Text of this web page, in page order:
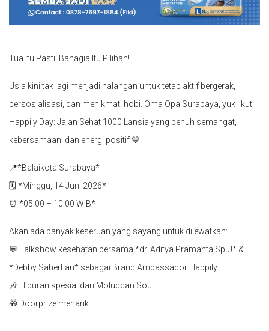
Tua Itu Pasti, Bahagia Itu Pilihan!
Usia kini tak lagi menjadi halangan untuk tetap aktif bergerak,
bersosialisasi, dan menikmati hobi. Oma Opa Surabaya, yuk ikut
Happily Day: Jalan Sehat 1000 Lansia yang penuh semangat,
kebersamaan, dan energi positif 💙
📍*Balaikota Surabaya*
🗓 *Minggu, 14 Juni 2026*
⏰ *05.00 – 10.00 WIB*
Akan ada banyak keseruan yang sayang untuk dilewatkan:
💬 Talkshow kesehatan bersama *dr. Aditya Pramanta Sp.U* &
*Debby Sahertian* sebagai Brand Ambassador Happily
🎶 Hiburan spesial dari Moluccan Soul
🎁 Doorprize menarik